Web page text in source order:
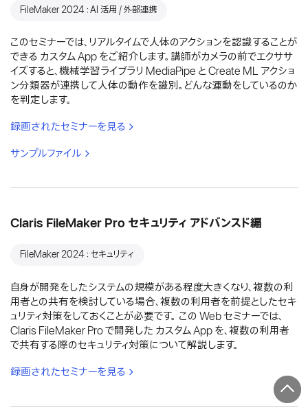
FileMaker 2024：AI 活用 / 外部連携
このセミナーでは、リアルタイムで人体のアクションを認識することが
できる カスタム App をご紹介します。講師がカメラの前でエクササ
イズすると、機械学習ライブラリ MediaPipe と Create ML アクショ
ン分類器が連携して人体の動作を識別。どんな運動をしているのか
を判定します。
録画されたセミナーを見る
サンプルファイル
Claris FileMaker Pro セキュリティ アドバンスド編
FileMaker 2024：セキュリティ
自身が開発をしたシステムの規模がある程度大きくなり、複数の利
用者との共有を検討している場合、複数の利用者を前提としたセキ
ュリティ対策をしておくことが必要です。 この Web セミナーでは、
Claris FileMaker Pro で開発した カスタム App を、複数の利用者
で共有する際のセキュリティ対策について解説します。
録画されたセミナーを見る